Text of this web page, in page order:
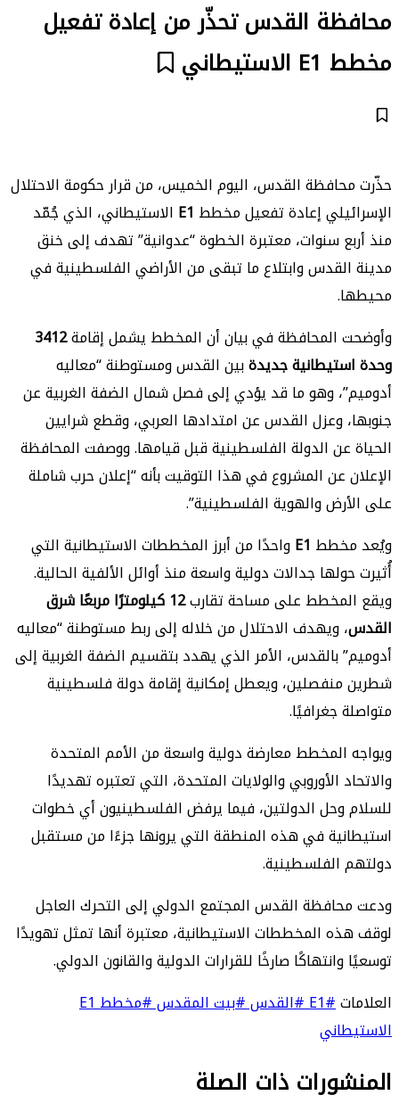
محافظة القدس تحذّر من إعادة تفعيل
مخطط E1 الاستيطاني
حذّرت محافظة القدس، اليوم الخميس، من قرار حكومة الاحتلال
الإسرائيلي إعادة تفعيل مخطط E1 الاستيطاني، الذي جُمّد
منذ أربع سنوات، معتبرة الخطوة “عدوانية” تهدف إلى خنق
مدينة القدس وابتلاع ما تبقى من الأراضي الفلسطينية في
محيطها.
وأوضحت المحافظة في بيان أن المخطط يشمل إقامة3412
وحدة استيطانية جديدةبين القدس ومستوطنة “معاليه
أدوميم”، وهو ما قد يؤدي إلى فصل شمال الضفة الغربية عن
جنوبها، وعزل القدس عن امتدادها العربي، وقطع شرايين
الحياة عن الدولة الفلسطينية قبل قيامها. ووصفت المحافظة
الإعلان عن المشروع في هذا التوقيت بأنه “إعلان حرب شاملة
على الأرض والهوية الفلسطينية”.
ويُعد مخطط E1واحدًا من أبرز المخططات الاستيطانية التي
أُثيرت حولها جدالات دولية واسعة منذ أوائل الألفية الحالية.
ويقع المخطط على مساحة تقارب
12 كيلومترًا مربعًا شرق
القدس، ويهدف الاحتلال من خلاله إلى ربط مستوطنة “معاليه
أدوميم” بالقدس، الأمر الذي يهدد بتقسيم الضفة الغربية إلى
شطرين منفصلين، ويعطل إمكانية إقامة دولة فلسطينية
متواصلة جغرافيًا.
ويواجه المخطط معارضة دولية واسعة من الأمم المتحدة
والاتحاد الأوروبي والولايات المتحدة، التي تعتبره تهديدًا
للسلام وحل الدولتين، فيما يرفض الفلسطينيون أي خطوات
استيطانية في هذه المنطقة التي يرونها جزءًا من مستقبل
دولتهم الفلسطينية.
ودعت محافظة القدس المجتمع الدولي إلى التحرك العاجل
لوقف هذه المخططات الاستيطانية، معتبرة أنها تمثل تهويدًا
توسعيًا وانتهاكًا صارخًا للقرارات الدولية والقانون الدولي.
العلامات#E1 #القدس#بيت المقدس
#مخطط E1
الاستيطاني
المنشورات ذات الصلة